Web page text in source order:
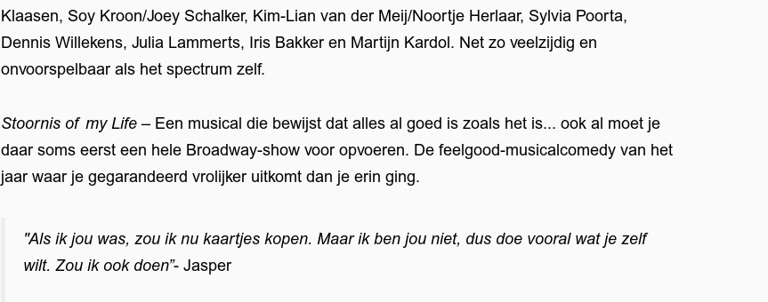
Klaasen, Soy Kroon/Joey Schalker, Kim-Lian van der Meij/Noortje Herlaar, Sylvia Poorta,
Dennis Willekens, Julia Lammerts, Iris Bakker en Martijn Kardol. Net zo veelzijdig en
onvoorspelbaar als het spectrum zelf.
Stoornis of my Life– Een musical die bewijst dat alles al goed is zoals het is... ook al moet je
daar soms eerst een hele Broadway-show voor opvoeren. De feelgood-musicalcomedy van het
jaar waar je gegarandeerd vrolijker uitkomt dan je erin ging.
"Als ik jou was, zou ik nu kaartjes kopen. Maar ik ben jou niet, dus doe vooral wat je zelf
wilt. Zou ik ook doen”- Jasper